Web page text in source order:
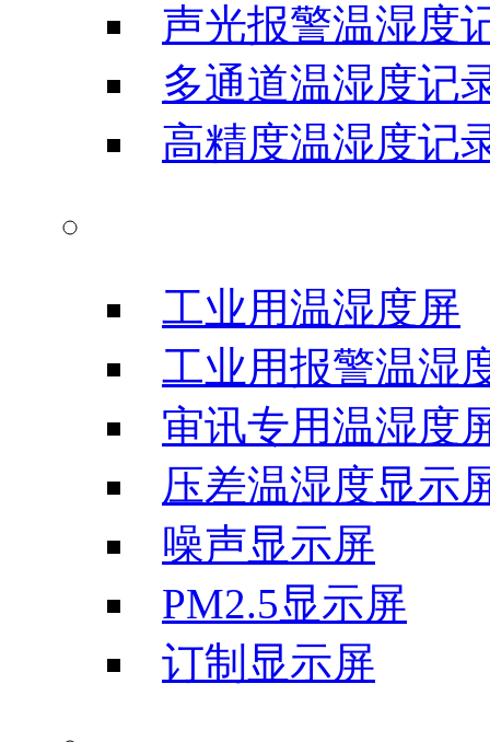
声光报警温湿度
多通道温湿度记
高精度温湿度记
工业用温湿度屏
工业用报警温湿
审讯专用温湿度
压差温湿度显示
噪声显示屏
PM2.5显示屏
订制显示屏